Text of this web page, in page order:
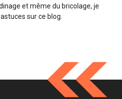
et même du bricolage, je
sur ce blog.